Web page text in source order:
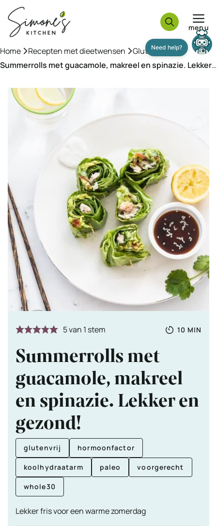
naar
inhoud
menu
Home »Recepten met dieetwensen »Glutenvrij»
Summerrolls met guacamole, makreel en spinazie. Lekker
5van 1 stem
Totale
10 MIN
Summerrolls met
guacamole, makreel
en spinazie. Lekker en
gezond!
glutenvrij hormoonfactor
koolhydraatarm paleo voorgerecht
whole30
Lekker fris voor een warme zomerdag